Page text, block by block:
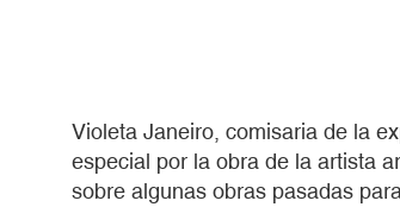
Violeta Janeiro, comisaria de la
especial por la obra de la artista
sobre algunas obras pasadas